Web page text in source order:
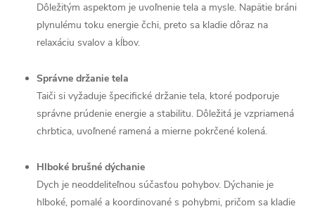
Dôležitým aspektom je uvoľnenie tela a mysle. Napätie bráni
plynulému toku energie čchi, preto sa kladie dôraz na
relaxáciu svalov a kĺbov.
Správne držanie tela
Taiči si vyžaduje špecifické držanie tela, ktoré podporuje
správne prúdenie energie a stabilitu. Dôležitá je vzpriamená
chrbtica, uvoľnené ramená a mierne pokrčené kolená.
Hlboké brušné dýchanie
Dych je neoddeliteľnou súčasťou pohybov. Dýchanie je
hlboké, pomalé a koordinované s pohybmi, pričom sa kladie